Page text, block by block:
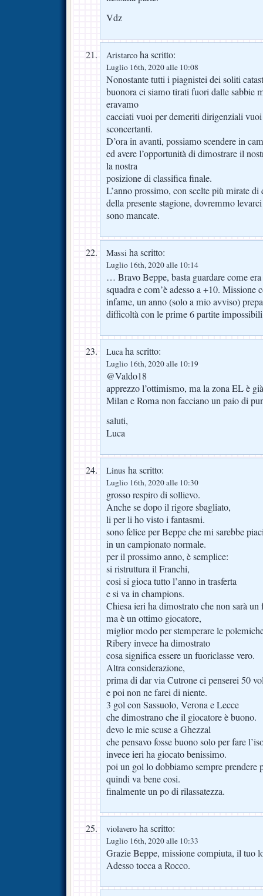
Vdz
Aristarco ha scritto:
Luglio 16th, 2020 alle 10:08
Nonostante tutti i piagnistei dei soliti
buonora ci siamo tirati fuori dalle sabbie
eravamo
cacciati vuoi per demeriti dirigenziali
sconcertanti.
D’ora in avanti, possiamo scendere in
ed avere l’opportunità di dimostrare il
la nostra
posizione di classifica finale.
L’anno prossimo, con scelte più mirate di
della presente stagione, dovremmo
sono mancate.
Massi ha scritto:
Luglio 16th, 2020 alle 10:14
… Bravo Beppe, basta guardare come
squadra e com’è adesso a +10. Missione
infame, un anno (solo a mio avviso)
difficoltà con le prime 6 partite
Lucaha scritto:
Luglio 16th, 2020 alle 10:19
@Valdo18
apprezzo l’ottimismo, ma la zona EL è
Milan e Roma non facciano un paio di
saluti,
Luca
Linus ha scritto:
Luglio 16th, 2020 alle 10:30
grosso respiro di sollievo.
Anche se dopo il rigore sbagliato,
li per li ho visto i fantasmi.
sono felice per Beppe che mi sarebbe
in un campionato normale.
per il prossimo anno, è semplice:
si ristruttura il Franchi,
cosi si gioca tutto l’anno in trasferta
e si va in champions.
Chiesa ieri ha dimostrato che non sarà un
ma è un ottimo giocatore,
miglior modo per stemperare le
Ribery invece ha dimostrato
cosa significa essere un fuoriclasse vero.
Altra considerazione,
prima di dar via Cutrone ci penserei 50
e poi non ne farei di niente.
3 gol con Sassuolo, Verona e Lecce
che dimostrano che il giocatore è buono.
devo le mie scuse a Ghezzal
che pensavo fosse buono solo per fare
invece ieri ha giocato benissimo.
poi un gol lo dobbiamo sempre prendere
quindi va bene cosi.
finalmente un po di rilassatezza.
violavero ha scritto:
Luglio 16th, 2020 alle 10:33
Grazie Beppe, missione compiuta, il tuo
Adesso tocca a Rocco.